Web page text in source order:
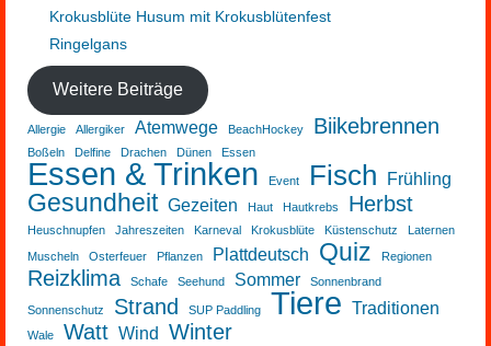
Krokusblüte Husum mit Krokusblütenfest
Ringelgans
Weitere Beiträge
Allergie Allergiker Atemwege BeachHockey Biikebrennen
Boßeln Delfine Drachen Dünen Essen
Essen & Trinken Event Fisch Frühling
Gesundheit Gezeiten Haut Hautkrebs Herbst
Heuschnupfen Jahreszeiten Karneval Krokusblüte Küstenschutz
Laternen
Muscheln
Osterfeuer Pflanzen Plattdeutsch Quiz Regionen
Reizklima Schafe Seehund Sommer Sonnenbrand
Sonnenschutz Strand SUP Paddling Tiere Traditionen
Wale Watt Wind Winter